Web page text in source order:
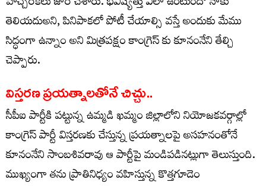
తెలియదుఅని, పినిపాకలో పోటీ చేయాల్సి వస్తే అందుకు మేము
సిద్ధంగా ఉన్నాం అని మిత్రపక్షం కాంగ్రెస్ కు కూనంనేని తేల్చి
చెప్పారు.
విస్తరణ ప్రయత్నాలతోనే చిచ్చు..
సీపీఐ పార్టీకి పట్టున్న ఉమ్మడి ఖమ్మం జిల్లాలోని నియోజకవర్గాల్లో
కాంగ్రెస్ పార్టీ విస్తరణకు చేస్తున్న ప్రయత్నాలపై అసహనంతోనే
కూనంనేని సాంబశివరావు ఆ పార్టీపై మండిపడినట్లుగా తెలుస్తుంది.
ముఖ్యంగా తను ప్రాతినిధ్యం వహిస్తున్న కొత్తగూడెం